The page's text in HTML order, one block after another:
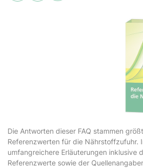
Die Antworten dieser FAQ stammen
Referenzwerten für die Nährstoffzufuhr.
umfangreichere Erläuterungen inklusive
Referenzwerte sowie der